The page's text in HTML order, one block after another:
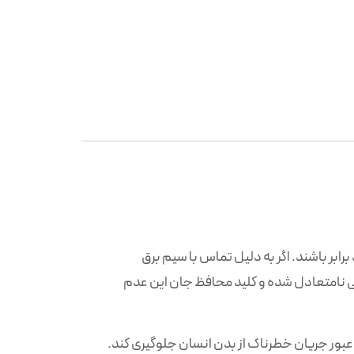
باشند. اگر به دلیل تماس با سیم برق
نامتعادل شده و کلید محافظ جان این عدم
جریان خطرناک از بدن انسان جلوگیری کند.